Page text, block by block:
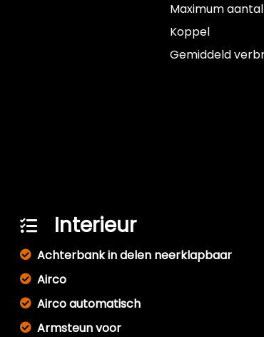
Maximum
Koppel
Gemiddeld
Interieur
Achterbank in delen neerklapbaar
Airco
Airco automatisch
Armsteun voor